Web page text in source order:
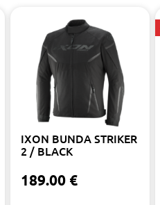
IXON BUNDA STRIKER
2 / BLACK
189.00 €